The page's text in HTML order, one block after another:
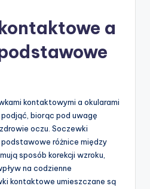
a
kontaktowymi a okularami
biorąc pod uwagę
oczu. Soczewki
różnice między
sposób korekcji wzroku,
na codzienne
kontaktowe umieszczane są